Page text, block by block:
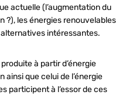
actuelle(l’augmentation du
?), les énergies renouvelables
intéressantes.
à partir d’énergie
que celui de l’énergie
participent à l’essor de ces